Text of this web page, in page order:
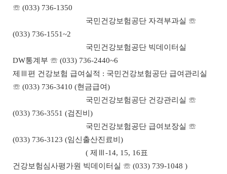
☏ (033) 736-1350
국민건강보험공단 자격부과실 ☏
(033) 736-1551~2
국민건강보험공단 빅데이터실
DW통계부 ☏ (033) 736-2440~6
제Ⅲ편 건강보험 급여실적 : 국민건강보험공단 급여관리실
☏ (033) 736-3410 (현금급여)
국민건강보험공단 건강관리실 ☏
(033) 736-3551 (검진비)
국민건강보험공단 급여보장실 ☏
(033) 736-3123 (임신출산진료비)
( 제Ⅲ-14, 15, 16표
건강보험심사평가원 빅데이터실 ☏ (033) 739-1048 )